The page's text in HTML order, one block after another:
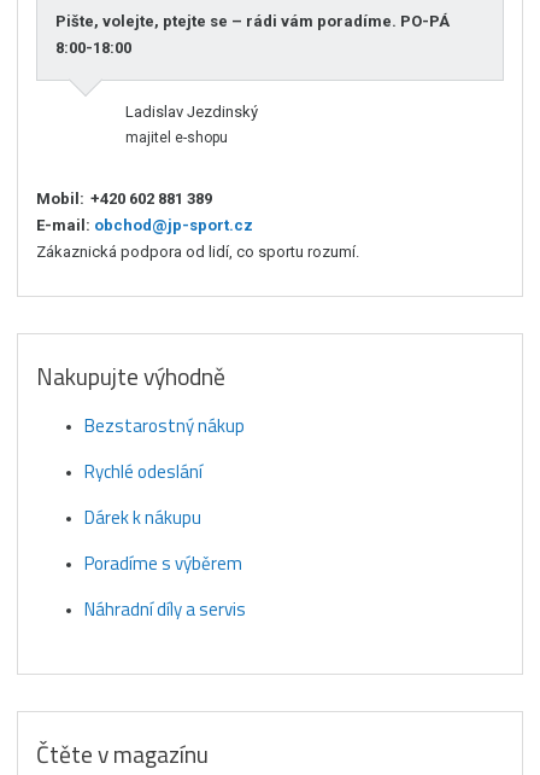
Pište, volejte, ptejte se – rádi vám poradíme. PO-PÁ
8:00-18:00
Ladislav Jezdinský
majitel e-shopu
Mobil: +420 602 881 389
E-mail: obchod@jp-sport.cz
Zákaznická podpora od lidí, co sportu rozumí.
Nakupujte výhodně
Bezstarostný nákup
Rychlé odeslání
Dárek k nákupu
Poradíme s výběrem
Náhradní díly a servis
Čtěte v magazínu